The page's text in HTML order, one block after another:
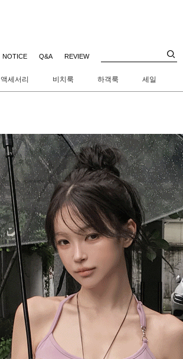
NOTICE Q&A REVIEW
액세서리 비치룩 하객룩 세일